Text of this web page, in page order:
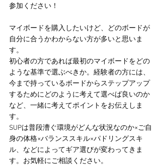
参加ください！
マイボードを購入したいけど、どのボードが
自分に合うかわからない方が多いと思いま
す。
初心者の方であれば最初のマイボードをどの
ような基準で選ぶべきか。経験者の方には、
今まで持っているボードからステップアップ
するためにどのように考えて選べば良いのか
など、一緒に考えてポイントをお伝えしま
す。
SUPは普段漕ぐ環境がどんな状況なのか×ご自
身の体格×バランススキル×パドリングスキ
ル、などによってギア選びが変わってきま
す。お気軽にご相談ください。